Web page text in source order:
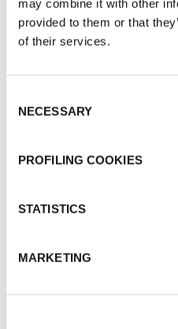
may combine it with other
provided to them or that
of their services.
Selection
NECESSARY
PROFILING COOKIES
STATISTICS
MARKETING
ENTDECKEN SIE